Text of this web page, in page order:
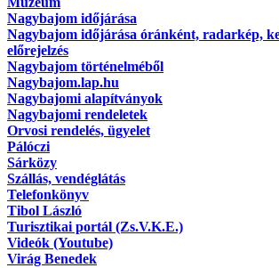
Nagybajom időjárása
Nagybajom időjárása óránként, radarkép,
előrejelzés
Nagybajom történelméből
Nagybajom.lap.hu
Nagybajomi alapítványok
Nagybajomi rendeletek
Orvosi rendelés, ügyelet
Pálóczi
Sárközy
Szállás, vendéglátás
Telefonkönyv
Tibol László
Turisztikai portál (Zs.V.K.E.)
Videók (Youtube)
Virág Benedek